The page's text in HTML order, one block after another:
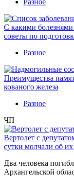
Разное
С какими
советы по
Разное
Преимущества
кованого железа
Разное
ЧП
Вертолет с
сутки молчали об
Два человека
Архангельской